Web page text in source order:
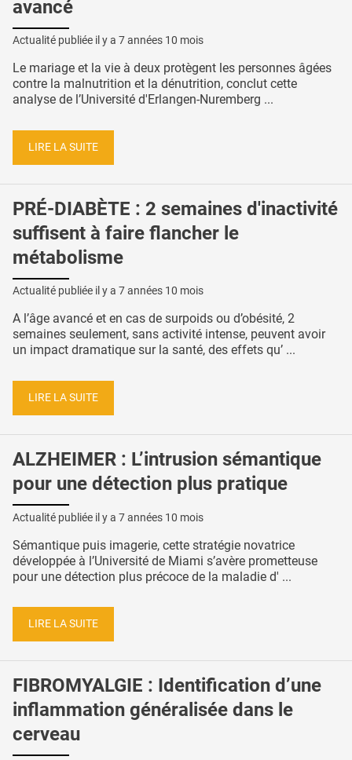
avancé
Actualité publiée il y a 7 années 10 mois
Le mariage et la vie à deux protègent les personnes âgées
contre la malnutrition et la dénutrition, conclut cette
analyse de l’Université d'Erlangen-Nuremberg ...
LIRE LA SUITE
PRÉ-DIABÈTE : 2 semaines d'inactivité
suffisent à faire flancher le
métabolisme
Actualité publiée il y a 7 années 10 mois
A l’âge avancé et en cas de surpoids ou d’obésité, 2
semaines seulement, sans activité intense, peuvent avoir
un impact dramatique sur la santé, des effets qu’ ...
LIRE LA SUITE
ALZHEIMER : L’intrusion sémantique
pour une détection plus pratique
Actualité publiée il y a 7 années 10 mois
Sémantique puis imagerie, cette stratégie novatrice
développée à l’Université de Miami s’avère prometteuse
pour une détection plus précoce de la maladie d' ...
LIRE LA SUITE
FIBROMYALGIE : Identification d’une
inflammation généralisée dans le
cerveau